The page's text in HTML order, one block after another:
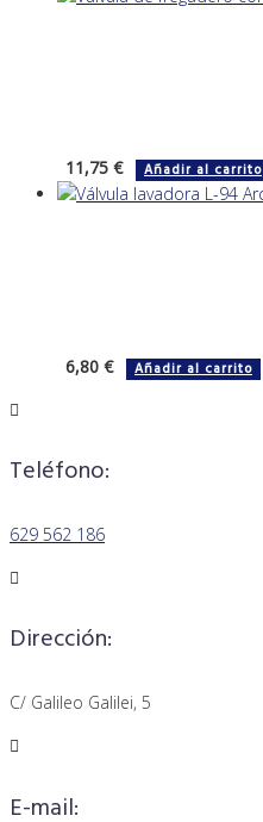
11,75 € Añadir al carrito
6,80 € Añadir al carrito
Teléfono:
629 562 186
Dirección:
C/ Galileo Galilei, 5
E-mail: